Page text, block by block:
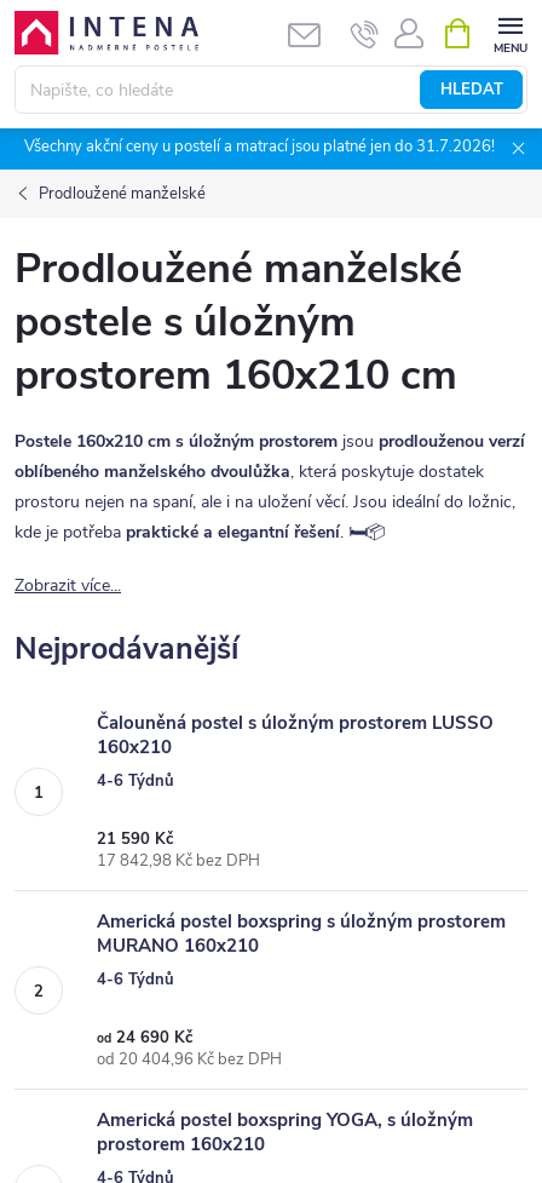
Přejít
obsah
HLEDAT
NÁKUPNÍ
KOŠÍK
Všechny akční ceny u postelí a matrací jsou platné jen do 31.7.2026!
Prodloužené manželské
Prodloužené manželské
postele s úložným
prostorem 160x210 cm
Postele 160x210 cm s úložným prostorem jsou prodlouženou verzí
oblíbeného manželského dvoulůžka, která poskytuje dostatek
prostoru nejen na spaní, ale i na uložení věcí. Jsou ideální do ložnic,
kde je potřeba praktické a elegantní řešení. 🛏️📦
Zobrazit více...
Nejprodávanější
Čalouněná postel s úložným prostorem LUSSO
160x210
4-6 Týdnů
21 590 Kč
17 842,98 Kč bez DPH
Americká postel boxspring s úložným prostorem
MURANO 160x210
4-6 Týdnů
od 24 690 Kč
od 20 404,96 Kč bez DPH
Americká postel boxspring YOGA, s úložným
prostorem 160x210
4-6 Týdnů